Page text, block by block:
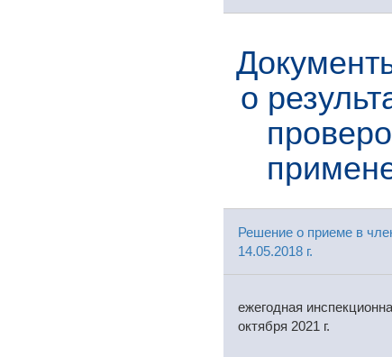
о
Решение о приеме в
14.05.2018 г.
ежегодная
октября 2021 г.